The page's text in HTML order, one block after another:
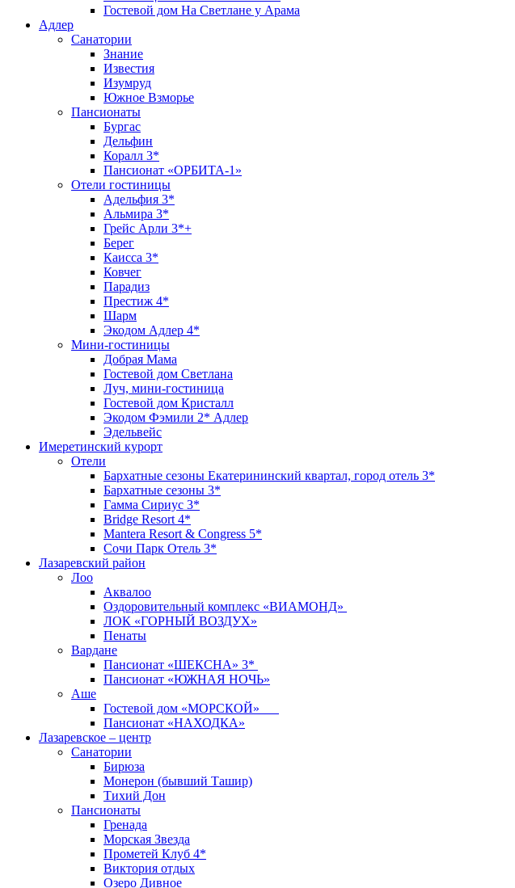
Гостевой дом На Светлане у Арама
Адлер
Санатории
Знание
Известия
Изумруд
Южное Взморье
Пансионаты
Бургас
Дельфин
Коралл 3*
Пансионат «ОРБИТА-1»
Отели гостиницы
Адельфия 3*
Альмира 3*
Грейс Арли 3*+
Берег
Каисса 3*
Ковчег
Парадиз
Престиж 4*
Шарм
Экодом Адлер 4*
Мини-гостиницы
Добрая Мама
Гостевой дом Светлана
Луч, мини-гостиница
Гостевой дом Кристалл
Экодом Фэмили 2* Адлер
Эдельвейс
Имеретинский курорт
Отели
Бархатные сезоны Екатерининский квартал, город отель 3*
Бархатные сезоны 3*
Гамма Сириус 3*
Bridge Resort 4*
Mantera Resort & Congress 5*
Сочи Парк Отель 3*
Лазаревский район
Лоо
Аквалоо
Оздоровительный комплекс «ВИАМОНД»
ЛОК «ГОРНЫЙ ВОЗДУХ»
Пенаты
Вардане
Пансионат «ШЕКСНА» 3*
Пансионат «ЮЖНАЯ НОЧЬ»
Аше
Гостевой дом «МОРСКОЙ»
Пансионат «НАХОДКА»
Лазаревское – центр
Санатории
Бирюза
Монерон (бывший Ташир)
Тихий Дон
Пансионаты
Гренада
Морская Звезда
Прометей Клуб 4*
Виктория отдых
Озеро Дивное